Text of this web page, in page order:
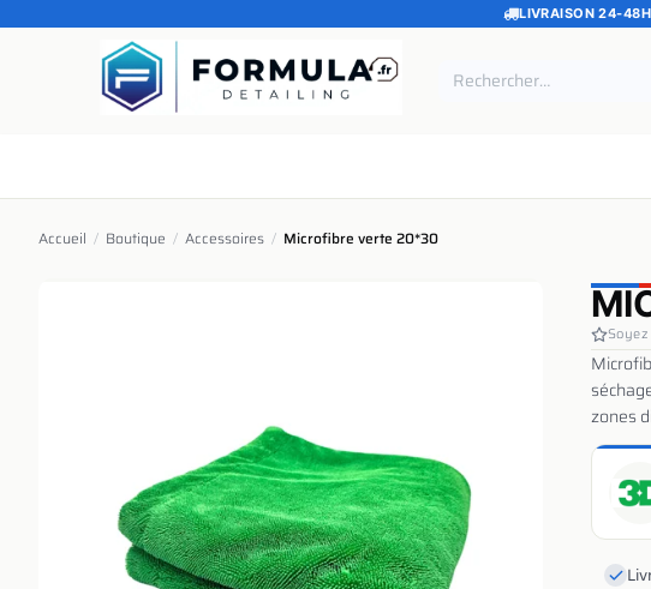
SE RENDRE AU CONTENU
LIVRAISON 24-48H
Accueil / Boutique / Accessoires / Microfibre verte 20*30
zones